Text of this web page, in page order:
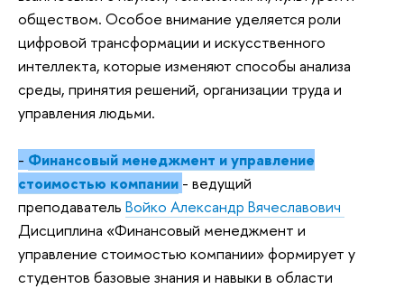
обществом. Особое внимание уделяется роли
цифровой трансформации и искусственного
интеллекта, которые изменяют способы анализа
среды, принятия решений, организации труда и
управления людьми.
- Финансовый менеджмент и управление
стоимостью компании - ведущий
преподаватель Войко Александр Вячеславович
Дисциплина «Финансовый менеджмент и
управление стоимостью компании» формирует у
студентов базовые знания и навыки в области